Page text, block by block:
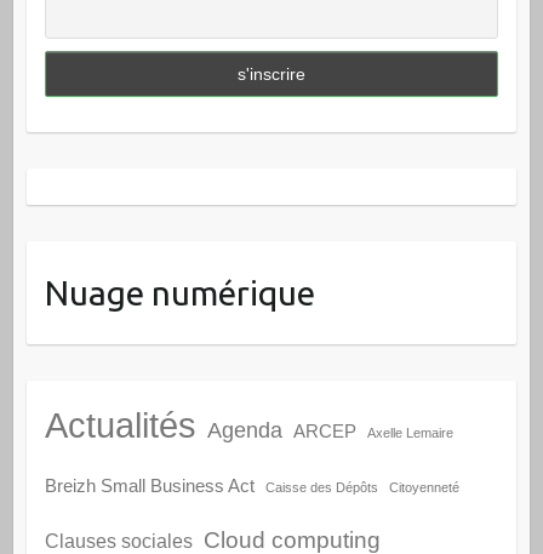
Nuage numérique
Actualités Agenda ARCEP Axelle Lemaire
Breizh Small Business Act Caisse des Dépôts Citoyenneté
Clauses sociales Cloud computing